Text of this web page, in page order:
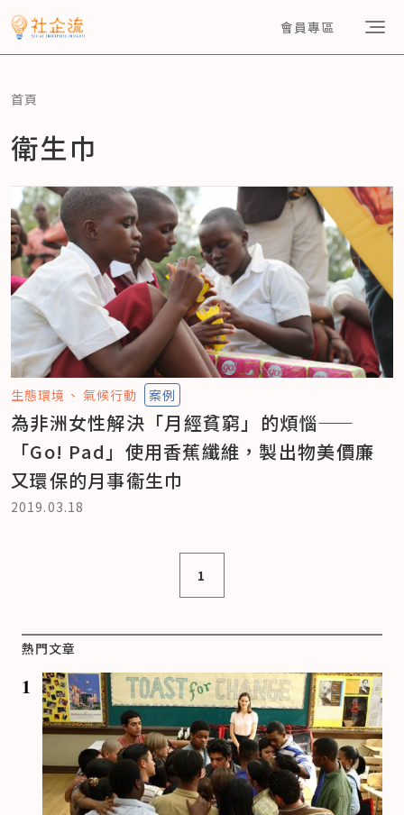
會員專區
首頁
衛生巾
生態環境 氣候行動 案例
為非洲女性解決「月經貧窮」的煩惱——
「Go! Pad」使用香蕉纖維，製出物美價廉
又環保的月事衞生巾
2019.03.18
1
熱門文章
1